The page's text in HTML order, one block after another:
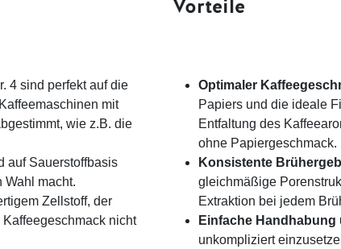
4 sind perfekt auf die
mit
wie z.B. die
auf Sauerstoffbasis
Wahl macht.
Zellstoff, der
nicht
Vorteile
Optimaler
Papiers und die ideale
Entfaltung des
ohne Papiergeschmack.
Konsistente
gleichmäßige
Extraktion bei jedem
Einfache
unkompliziert